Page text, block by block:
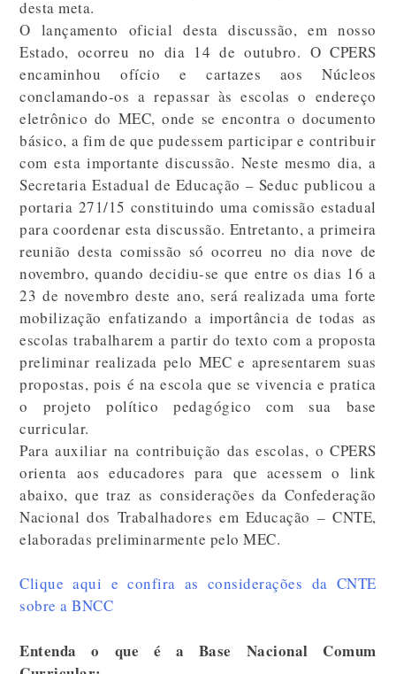
desta meta.
O lançamento oficial desta discussão, em nosso
Estado, ocorreu no dia 14 de outubro. O CPERS
encaminhou ofício e cartazes aos Núcleos
conclamando-os a repassar às escolas o endereço
eletrônico do MEC, onde se encontra o documento
básico, a fim de que pudessem participar e contribuir
com esta importante discussão. Neste mesmo dia, a
Secretaria Estadual de Educação – Seduc publicou a
portaria 271/15 constituindo uma comissão estadual
para coordenar esta discussão. Entretanto, a primeira
reunião desta comissão só ocorreu no dia nove de
novembro, quando decidiu-se que entre os dias 16 a
23 de novembro deste ano, será realizada uma forte
mobilização enfatizando a importância de todas as
escolas trabalharem a partir do texto com a proposta
preliminar realizada pelo MEC e apresentarem suas
propostas, pois é na escola que se vivencia e pratica
o projeto político pedagógico com sua base
curricular.
Para auxiliar na contribuição das escolas, o CPERS
orienta aos educadores para que acessem o link
abaixo, que traz as considerações da Confederação
Nacional dos Trabalhadores em Educação – CNTE,
elaboradas preliminarmente pelo MEC.
Clique aqui e confira as considerações da CNTE
sobre a BNCC
Entenda o que é a Base Nacional Comum